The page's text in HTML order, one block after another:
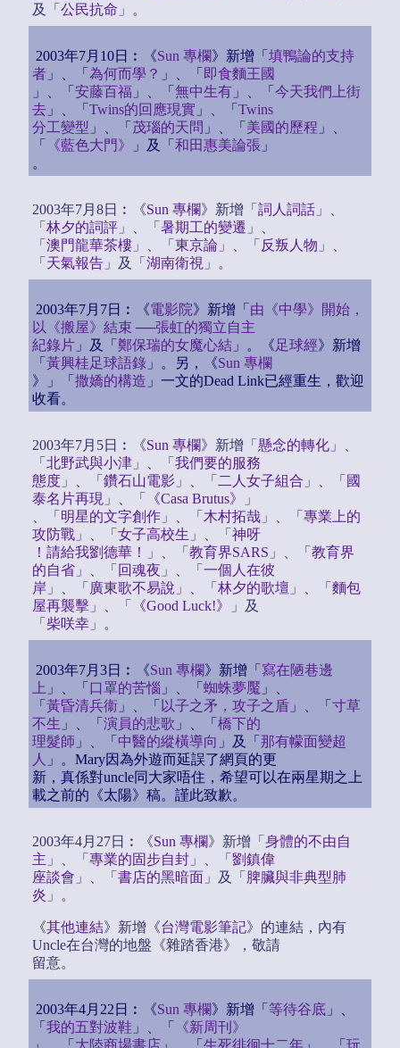
及「 公民抗命 」。
2003年7月10日︰《Sun 專欄》新增「 填鴨論的支持
者 」、「 為何而學？ 」、「 即食麵王國
」、「 安藤百福 」、「 無中生有 」、「 今天我們上街
去 」、「 Twins的回應現實 」、「 Twins
分工變型 」、「 茂瑙的天問 」、「 美國的歷程 」、
「
《藍色大門》 」及「 和田惠美論張 」
。
2003年7月8日︰《Sun 專欄》新增「 詞人詞話 」、
「 林夕的詞評 」、「 暑期工的變遷 」、
「 澳門龍華茶樓 」、「 東京論 」、「 反叛人物 」、
「 天氣報告 」及「 湖南衛視 」。
2003年7月7日︰《電影院》新增「 由《中學》開始，
以《搬屋》結束 ──張虹的獨立自主
紀錄片 」及「 鄭保瑞的女魔心結 」。《足球經》新增
「 黃興桂足球語錄 」。另，《Sun 專欄
》」「 撒嬌的構造 」一文的Dead Link已經重生，歡迎
收看。
2003年7月5日︰《Sun 專欄》新增「 懸念的轉化 」、
「 北野武與小津 」、「 我們要的服務
態度 」、「 鑽石山電影 」、「 二人女子組合 」、「 國
泰名片再現 」、「 《Casa Brutus》
」
、「 明星的文字創作 」、「 木村拓哉 」、「 專業上的
攻防戰 」、「 女子高校生 」、「 神呀
！請給我劉德華！
」、「 教育界SARS 」、「 教育界
的自省 」、「 回魂夜 」、「 一個人在彼
岸 」、「 廣東歌不易說 」、「 林夕的歌壇 」、「 麵包
屋再襲擊 」、「 《Good Luck!》
」及
「 柴咲幸 」。
2003年7月3日︰《Sun 專欄》新增「 寫在陋巷邊
上 」、「 口罩的苦惱 」、「 蜘蛛夢魘 」、
「 黃昏清兵衞 」、「 以子之矛，攻子之盾 」、「 寸草
不生 」、「 演員的悲歌 」、「 橋下的
理髮師 」、「 中醫的縱橫導向 」及「 那有幪面變超
人 」。Mary因為外遊而延誤了網頁的更
新，真係對uncle同大家唔住，希望可以在兩星期之上
載之前的《太陽》稿。謹此致歉。
2003年4月27日︰《Sun 專欄》新增「 身體的不由自
主 」、「 專業的固步自封 」、「 劉鎮偉
座談會 」、「 書店的黑暗面 」及「 脾臟與非典型肺
炎 」。
《其他連結》新增《台灣電影筆記》的連結，內有
Uncle在台灣的地盤《雜踏香港》，敬請
留意。
2003年4月22日︰《Sun 專欄》新增「 等待谷底 」、
「 我的五對波鞋 」、「
《新周刊》
」、「 大陸商場書店 」、「 生死徘徊十二年 」、「 玩